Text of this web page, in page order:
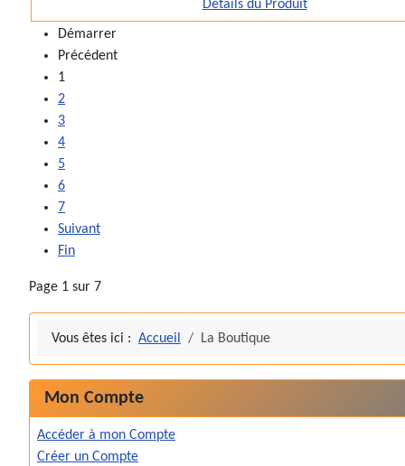
Détails du Produit
Démarrer
Précédent
1
2
3
4
5
6
7
Suivant
Fin
Page 1 sur 7
Vous êtes ici : Accueil La Boutique
Mon Compte
Accéder à mon Compte
Créer un Compte